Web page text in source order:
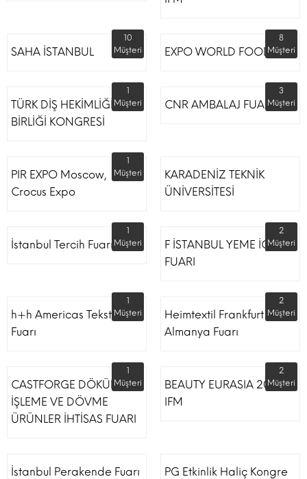
SAHA İSTANBUL
10
Müşteri
EXPO WORLD FOOD
8
Müşteri
TÜRK DİŞ HEKİMLİĞİ
BİRLİĞİ KONGRESİ
1
Müşteri
CNR AMBALAJ FUARI
3
Müşteri
PIR EXPO Moscow,
Crocus Expo
1
Müşteri
KARADENİZ TEKNİK
ÜNİVERSİTESİ
İstanbul Tercih Fuarı
1
Müşteri
F İSTANBUL YEME İÇME
FUARI
2
Müşteri
h+h Americas Tekstil
Fuarı
1
Müşteri
Heimtextil Frankfurt
Almanya Fuarı
2
Müşteri
CASTFORGE DÖKÜM,
İŞLEME VE DÖVME
ÜRÜNLER İHTİSAS FUARI
1
Müşteri
BEAUTY EURASIA 2022
IFM
2
Müşteri
İstanbul Perakende Fuarı
PG Etkinlik Haliç Kongre